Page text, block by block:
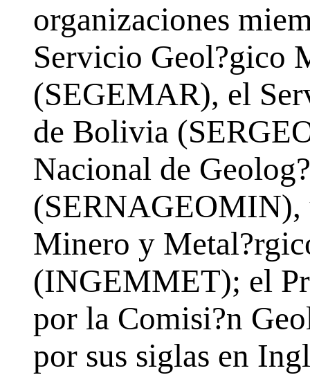
organizaciones
Servicio Geol?gico
(SEGEMAR), el
de Bolivia
Nacional de
(SERNAGEOMIN),
Minero y
(INGEMMET); el
por la Comisi?n
por sus siglas en